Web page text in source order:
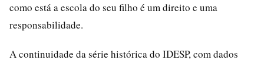
como está a escola do seu filho é um direito e uma
responsabilidade.
A continuidade da série histórica do IDESP, com dados